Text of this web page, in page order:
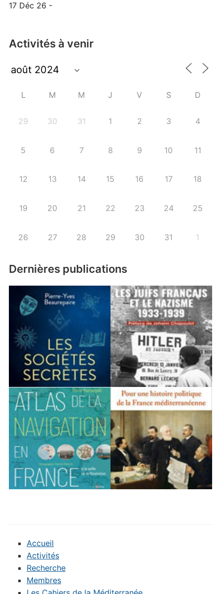
17 Déc 26 -
Activités à venir
L M M J V S D
29 30 31 1 2 3 4
5 6 7 8 9 10 11
12 13 14 15 16 17 18
19 20 21 22 23 24 25
26 27 28 29 30 31 1
Dernières publications
Accueil
Activités
Recherche
Membres